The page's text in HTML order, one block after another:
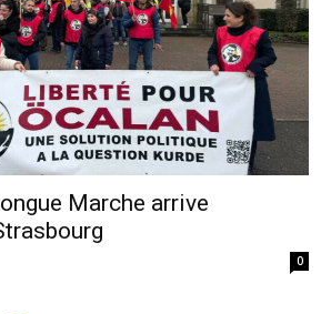
Marche arrive
0